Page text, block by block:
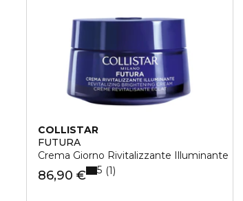
COLLISTAR
FUTURA
Crema Giorno Rivitalizzante Illuminante
86,90 € 5 1